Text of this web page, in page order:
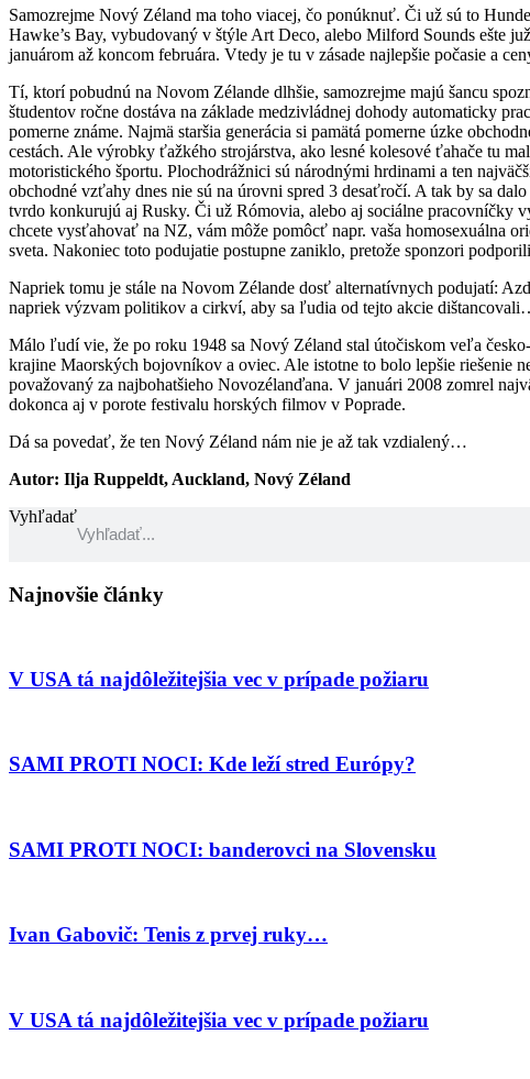
Samozrejme Nový Zéland ma toho viacej, čo ponúknuť. Či už sú to
Hawke’s Bay, vybudovaný v štýle Art Deco, alebo Milford Sounds ešte
januárom až koncom februára. Vtedy je tu v zásade najlepšie počasie a
Tí, ktorí pobudnú na Novom Zélande dlhšie, samozrejme majú šancu
študentov ročne dostáva na základe medzivládnej dohody automaticky
pomerne známe. Najmä staršia generácia si pamätá pomerne úzke
cestách. Ale výrobky ťažkého strojárstva, ako lesné kolesové ťahače tu
motoristického športu. Plochodrážnici sú národnými hrdinami a ten
obchodné vzťahy dnes nie sú na úrovni spred 3 desaťročí. A tak by sa
tvrdo konkurujú aj Rusky. Či už Rómovia, alebo aj sociálne pracovníčky
chcete vysťahovať na NZ, vám môže pomôcť napr. vaša homosexuálna
sveta. Nakoniec toto podujatie postupne zaniklo, pretože sponzori
Napriek tomu je stále na Novom Zélande dosť alternatívnych podujatí:
napriek výzvam politikov a cirkví, aby sa ľudia od tejto akcie
Málo ľudí vie, že po roku 1948 sa Nový Zéland stal útočiskom veľa
krajine Maorských bojovníkov a oviec. Ale istotne to bolo lepšie
považovaný za najbohatšieho Novozélanďana. V januári 2008 zomrel
dokonca aj v porote festivalu horských filmov v Poprade.
Dá sa povedať, že ten Nový Zéland nám nie je až tak vzdialený…
Autor: Ilja Ruppeldt, Auckland, Nový Zéland
Vyhľadať
Najnovšie články
V USA tá najdôležitejšia vec v prípade požiaru
SAMI PROTI NOCI: Kde leží stred Európy?
SAMI PROTI NOCI: banderovci na Slovensku
Ivan Gabovič: Tenis z prvej ruky…
V USA tá najdôležitejšia vec v prípade požiaru